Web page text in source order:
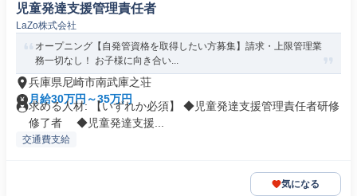
児童発達支援管理責任者
LaZo株式会社
オープニング【自発管資格を取得したい方募集】請求・上限管理業
務一切なし！ お子様に向き合い...
兵庫県尼崎市南武庫之荘
月給30万円～35万円
求める人材: 【いずれか必須】 ◆児童発達支援管理責任者研修
修了者 ◆児童発達支援...
交通費支給
気になる